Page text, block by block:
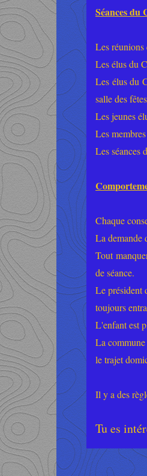
Séances du
Les réunions
Les élus du
Les élus du
salle des
Les jeunes
Les
Les séances
Chaque
La demande
Tout
de séance.
Le président
toujours
L'enfant est
La
le trajet
Il y a des
Tu es